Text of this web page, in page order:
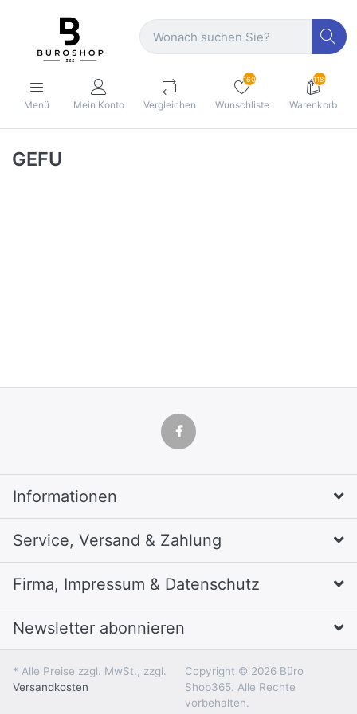
Menü Mein Konto Vergleichen
160
Wunschliste
1189
Warenkorb
GEFU
Informationen
Service, Versand & Zahlung
Firma, Impressum & Datenschutz
Newsletter abonnieren
* Alle Preise zzgl. MwSt., zzgl.
Versandkosten
Copyright © 2026 Büro
Shop365. Alle Rechte
vorbehalten.